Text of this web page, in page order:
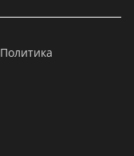
Политика